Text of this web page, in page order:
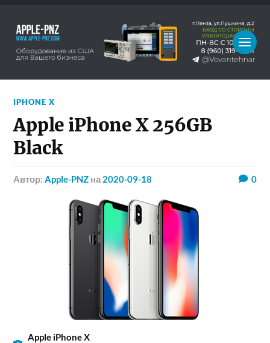
IPHONE X
Apple iPhone X 256GB
Black
Автор:Apple-PNZ на 2020-09-18 0
Apple iPhone X